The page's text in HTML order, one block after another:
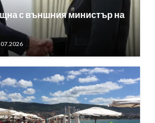
с външния министър на